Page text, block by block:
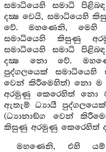
සමාධියෙහි සමාධි
දක්‍ෂ වෙයි, සමාධියෙහි
වේ. මහණෙනි, මෙහි
සමාධියෙහි කිසුණු
සමාධියෙහි සමාධි
දක්‍ෂ නො වේ.
පුද්ගලයෙක් සමාධියෙහි
වෙන් කිරීමෙහිත්) නො ම
අරමුණු කෙරෙහිත් නො
ඇතැම් ධ්‍යායී
(ධ්‍යානාඞ්ග වෙන්
කිසුණු අරමුණු කෙරෙහිත්
මහණෙනි, එහි